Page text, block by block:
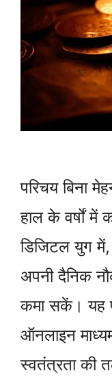
परिचय बिना
हाल के वर्षों में
डिजिटल युग में,
अपनी दैनिक
कमा सकें। यह
ऑनलाइन
स्वतंत्रता की